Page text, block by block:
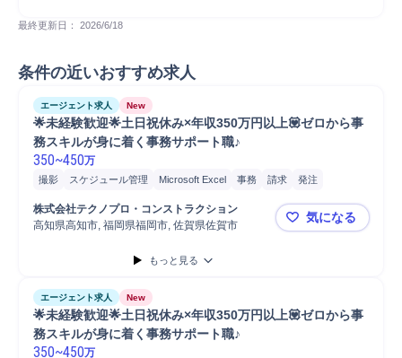
最終更新日： 2026/6/18
条件の近いおすすめ求人
エージェント求人 New
🌟未経験歓迎🌟土日祝休み×年収350万円以上💟ゼロから事
務スキルが身に着く事務サポート職♪
350~450万
撮影 スケジュール管理 Microsoft Excel 事務 請求
発注
プロジェクト
書類作成
株式会社テクノプロ・コンストラクション
高知県高知市, 福岡県福岡市, 佐賀県佐賀市
🌟未経験歓
気になる
もっと見る
エージェント求人 New
🌟未経験歓迎🌟土日祝休み×年収350万円以上💟ゼロから事
務スキルが身に着く事務サポート職♪
350~450万